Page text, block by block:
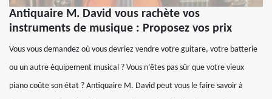
Antiquaire M. David vous rachète vos
instruments de musique : Proposez vos prix
Vous vous demandez où vous devriez vendre votre guitare, votre batterie
ou un autre équipement musical ? Vous n’êtes pas sûr que votre vieux
piano coûte son état ? Antiquaire M. David peut vous le faire savoir à